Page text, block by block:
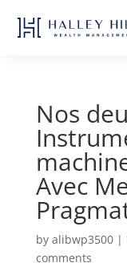
Nos
Avec
by alibwp3500|
comments